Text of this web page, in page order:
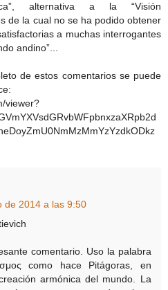
alternativa a la “Visión
de la cual no se ha podido obtener
a muchas interrogantes
andino”...
de estos comentarios se puede
viewer?
de 2014 a las 9:50
comentario. Uso la palabra
como hace Pitágoras, en
armónica del mundo. La